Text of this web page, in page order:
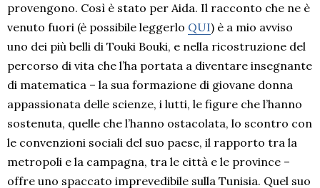
provengono. Così è stato per Aida. Il racconto che ne è
venuto fuori (è possibile leggerlo QUI) è a mio avviso
uno dei più belli di Touki Bouki, e nella ricostruzione del
percorso di vita che l’ha portata a diventare insegnante
di matematica – la sua formazione di giovane donna
appassionata delle scienze, i lutti, le figure che l’hanno
sostenuta, quelle che l’hanno ostacolata, lo scontro con
le convenzioni sociali del suo paese, il rapporto tra la
metropoli e la campagna, tra le città e le province –
offre uno spaccato imprevedibile sulla Tunisia. Quel suo